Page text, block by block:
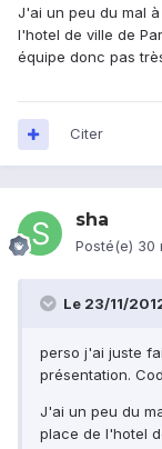
J'ai un peu du mal
l'hotel de ville de
équipe donc pas
Citer
sha
Posté(e) 30
Le 23/11/
perso j'ai juste
présentation.
J'ai un peu du
place de l'hotel